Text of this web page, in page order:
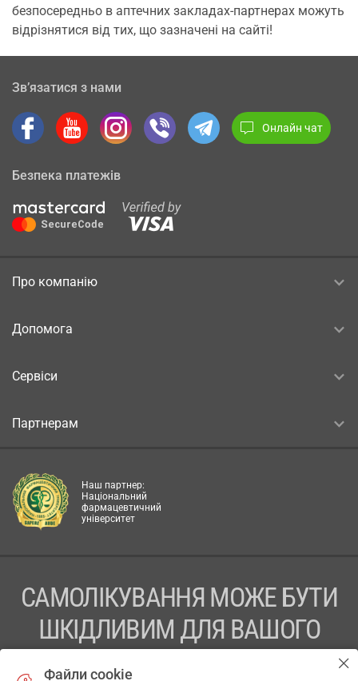
безпосередньо в аптечних закладах-партнерах можуть
відрізнятися від тих, що зазначені на сайті!
Зв’язатися з нами
Онлайн чат
Безпека платежів
Про компанію
Допомога
Сервіси
Партнерам
Наш партнер:
Національний
фармацевтичний
університет
САМОЛІКУВАННЯ МОЖЕ БУТИ
ШКІДЛИВИМ ДЛЯ ВАШОГО
Файли cookie